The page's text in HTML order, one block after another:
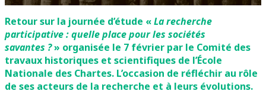
Retour sur la journée d’étude «La recherche
participative : quelle place pour les sociétés
savantes ?» organisée le 7 février par le Comité des
travaux historiques et scientifiques de l’École
Nationale des Chartes. L’occasion de réfléchir au rôle
de ses acteurs de la recherche et à leurs évolutions.